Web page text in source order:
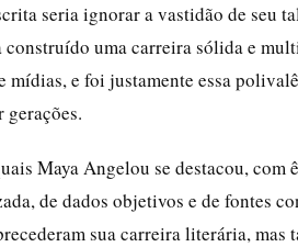
seria ignorar a vastidão de seu
uma carreira sólida e
mídias, e foi justamente essa
Maya Angelou se destacou, com
de dados objetivos e de fontes
sua carreira literária, mas